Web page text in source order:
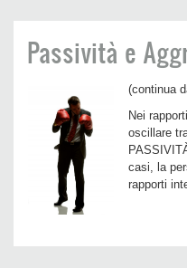
Passività e
(continua
Nei
oscillare
casi, la
rapporti